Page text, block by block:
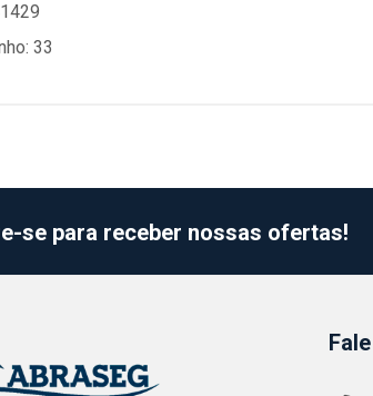
33
se para receber nossas ofertas!